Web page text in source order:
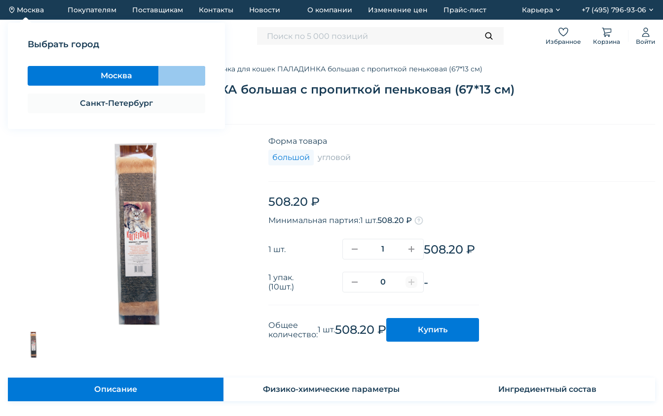
Москва
Выбрать город
Москва
Санкт-Петербург
Покупателям Поставщикам Контакты Новости О компании Изменение цен Прайс-лист Карьера +7 (495) 796-93-06
Поиск по 5 000 позиций
Избранное Корзина Войти
Каталог Предметы содержания и ухода Когтеточка для кошек ПАЛАДИНКА большая с пропиткой пеньковая (67*13 см)
Когтеточка для кошек ПАЛАДИНКА большая с пропиткой пеньковая (67*13 см)
В избранное
Форма товара
большой
угловой
508.20 ₽
Минимальная партия:1 шт.508.20 ₽
1 шт. 508.20 ₽
1 упак.
(10шт.)
-
Общее
количество:1 шт.508.20 ₽ Купить
Описание Физико-химические параметры Ингредиентный состав